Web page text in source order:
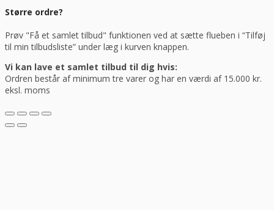
Større ordre?
Prøv "Få et samlet tilbud" funktionen ved at sætte flueben i “Tilføj
til min tilbudsliste” under læg i kurven knappen.
Vi kan lave et samlet tilbud til dig hvis:
Ordren består af minimum tre varer og har en værdi af 15.000 kr.
eksl. moms